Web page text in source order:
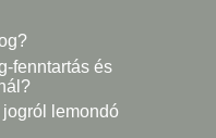
fenntartás és
lemondó